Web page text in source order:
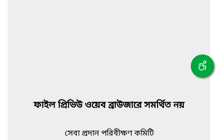
ফাইল প্রিভিউ ওয়েব ব্রাউজারে সমর্থিত নয়
সেবা প্রদান পরিবীক্ষণ কমিটি